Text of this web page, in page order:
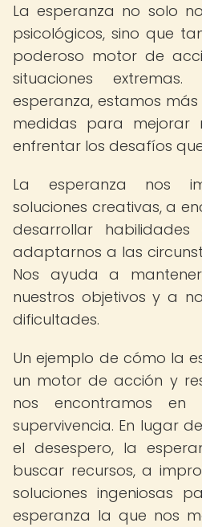
La esperanza no solo
psicológicos, sino que
poderoso motor de
situaciones
esperanza, estamos
medidas para mejorar
enfrentar los desafíos
La esperanza nos
soluciones creativas, a
desarrollar
adaptarnos a las
Nos ayuda a
nuestros objetivos y a
dificultades.
Un ejemplo de cómo la
un motor de acción y
nos encontramos en
supervivencia. En lugar
el desespero, la
buscar recursos, a
soluciones ingeniosas
esperanza la que nos